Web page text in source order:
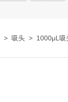
> 吸头 > 1000μL吸